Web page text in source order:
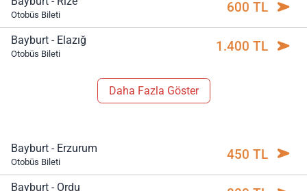
Otobüs Bileti 600 TL
Bayburt - Elazığ
Otobüs Bileti 1.400 TL
Daha Fazla Göster
Bayburt - Erzurum
Otobüs Bileti 450 TL
Bayburt - Ordu